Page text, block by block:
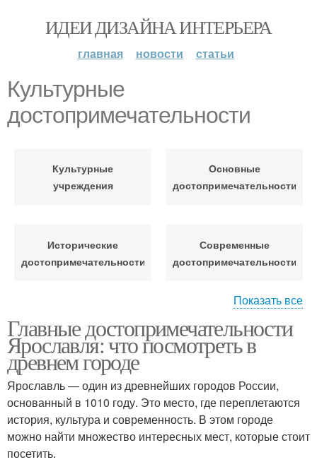
ИДЕИ ДИЗАЙНА ИНТЕРЬЕРА
главная новости статьи
Культурные
достопримечательности
Культурные
учреждения
Основные
достопримечательности
Исторические
достопримечательности
Современные
достопримечательности
достопримечательности
Показать все
Главные достопримечательности
Ярославля: что посмотреть в
древнем городе
Ярославль — один из древнейших городов России,
основанный в 1010 году. Это место, где переплетаются
история, культура и современность. В этом городе
можно найти множество интересных мест, которые стоит
посетить.